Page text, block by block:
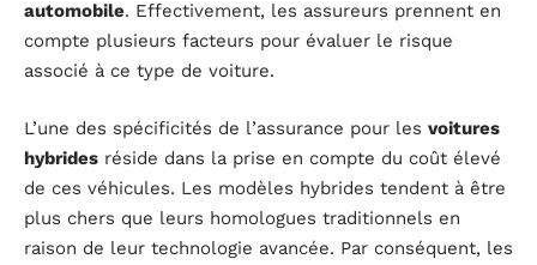
automobile. Effectivement, les assureurs prennent en
compte plusieurs facteurs pour évaluer le risque
associé à ce type de voiture.
L’une des spécificités de l’assurance pour les voitures
hybrides réside dans la prise en compte du coût élevé
de ces véhicules. Les modèles hybrides tendent à être
plus chers que leurs homologues traditionnels en
raison de leur technologie avancée. Par conséquent, les